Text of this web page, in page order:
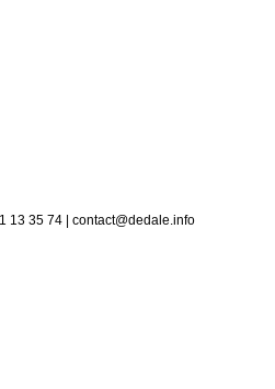
13 35 74 | contact@dedale.info